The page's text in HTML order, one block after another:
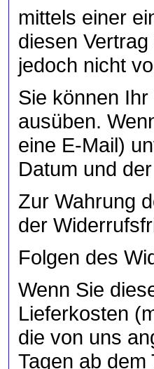
mittels einer
diesen
jedoch nicht
Sie können
ausüben.
eine E-Mail)
Datum und
Zur Wahrung
der
Folgen des
Wenn Sie
Lieferkosten
die von uns
Tagen ab